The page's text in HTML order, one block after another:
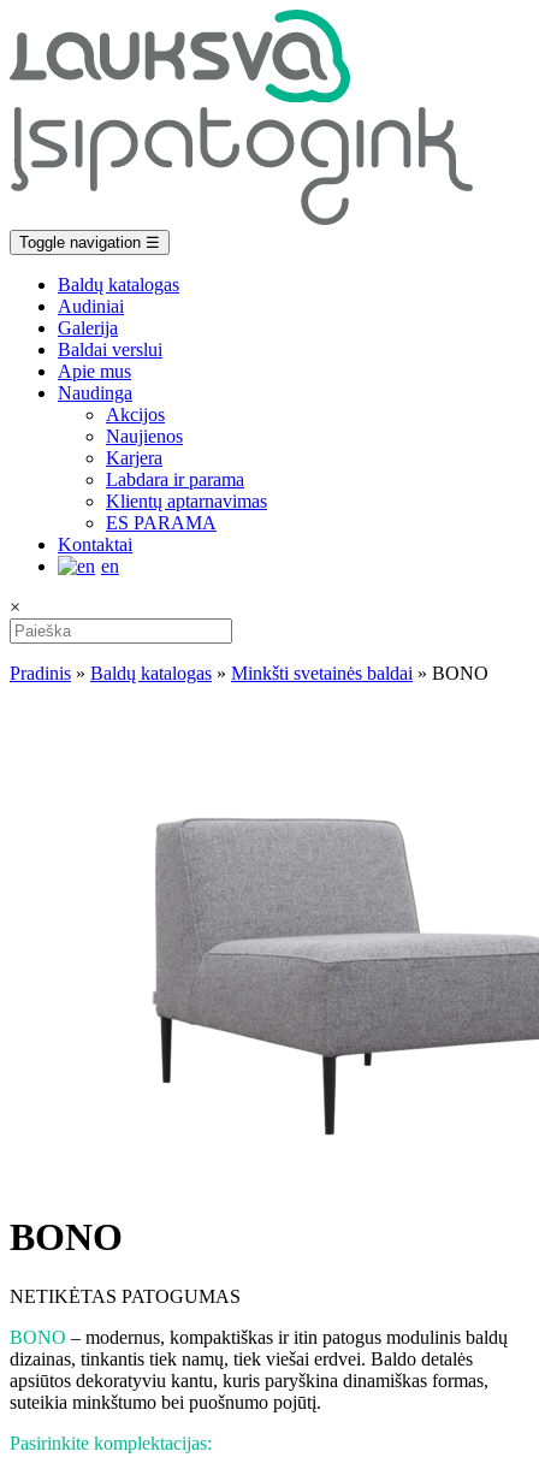
Toggle navigation ☰
Baldų katalogas
Audiniai
Galerija
Baldai verslui
Apie mus
Naudinga
Akcijos
Naujienos
Karjera
Labdara ir parama
Klientų aptarnavimas
ES PARAMA
Kontaktai
en
×
Pradinis » Baldų katalogas » Minkšti svetainės baldai » BONO
BONO
NETIKĖTAS PATOGUMAS
BONO – modernus, kompaktiškas ir itin patogus modulinis baldų
dizainas, tinkantis tiek namų, tiek viešai erdvei. Baldo detalės
apsiūtos dekoratyviu kantu, kuris paryškina dinamiškas formas,
suteikia minkštumo bei puošnumo pojūtį.
Pasirinkite komplektacijas: